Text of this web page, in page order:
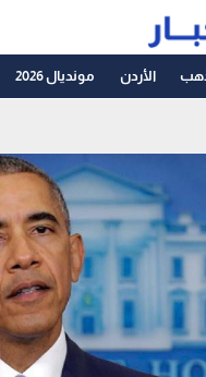
الأردن مونديال 2026